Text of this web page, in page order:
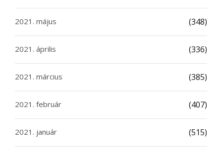
2021. május (348)
2021. április (336)
2021. március (385)
2021. február (407)
2021. január (515)